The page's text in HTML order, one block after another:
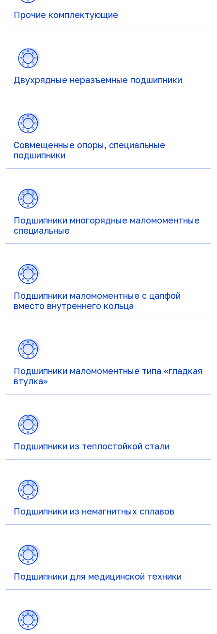
Прочие комплектующие
Двухрядные неразъемные подшипники
Совмещенные опоры, специальные
подшипники
Подшипники многорядные маломоментные
специальные
Подшипники маломоментные с цапфой
вместо внутреннего кольца
Подшипники маломоментные типа «гладкая
втулка»
Подшипники из теплостойкой стали
Подшипники из немагнитных сплавов
Подшипники для медицинской техники